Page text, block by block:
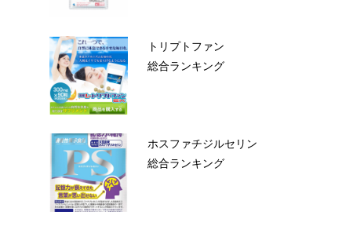
トリプトファン
総合ランキング
ホスファチジルセリン
総合ランキング